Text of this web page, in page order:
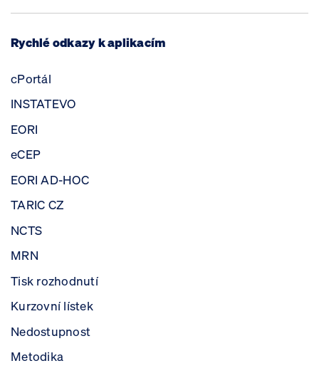
Rychlé odkazy k aplikacím
cPortál
INSTATEVO
EORI
eCEP
EORI AD-HOC
TARIC CZ
NCTS
MRN
Tisk rozhodnutí
Kurzovní lístek
Nedostupnost
Metodika